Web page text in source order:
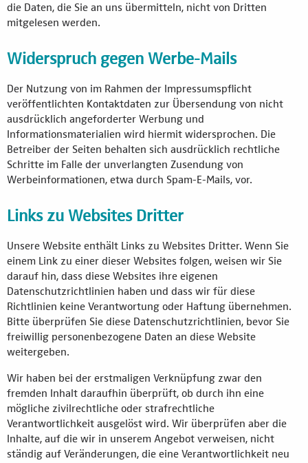
die Daten, die Sie an uns übermitteln, nicht von Dritten
mitgelesen werden.
Widerspruch gegen Werbe-Mails
Der Nutzung von im Rahmen der Impressumspflicht
veröffentlichten Kontaktdaten zur Übersendung von nicht
ausdrücklich angeforderter Werbung und
Informationsmaterialien wird hiermit widersprochen. Die
Betreiber der Seiten behalten sich ausdrücklich rechtliche
Schritte im Falle der unverlangten Zusendung von
Werbeinformationen, etwa durch Spam-E-Mails, vor.
Links zu Websites Dritter
Unsere Website enthält Links zu Websites Dritter. Wenn Sie
einem Link zu einer dieser Websites folgen, weisen wir Sie
darauf hin, dass diese Websites ihre eigenen
Datenschutzrichtlinien haben und dass wir für diese
Richtlinien keine Verantwortung oder Haftung übernehmen.
Bitte überprüfen Sie diese Datenschutzrichtlinien, bevor Sie
freiwillig personenbezogene Daten an diese Website
weitergeben.
Wir haben bei der erstmaligen Verknüpfung zwar den
fremden Inhalt daraufhin überprüft, ob durch ihn eine
mögliche zivilrechtliche oder strafrechtliche
Verantwortlichkeit ausgelöst wird. Wir überprüfen aber die
Inhalte, auf die wir in unserem Angebot verweisen, nicht
ständig auf Veränderungen, die eine Verantwortlichkeit neu